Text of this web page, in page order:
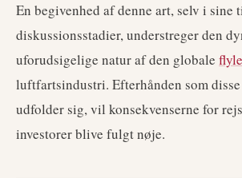
En begivenhed af denne art, selv i sine
diskussionsstadier, understreger den
uforudsigelige natur af den globale
luftfartsindustri. Efterhånden som
udfolder sig, vil konsekvenserne for
investorer blive fulgt nøje.